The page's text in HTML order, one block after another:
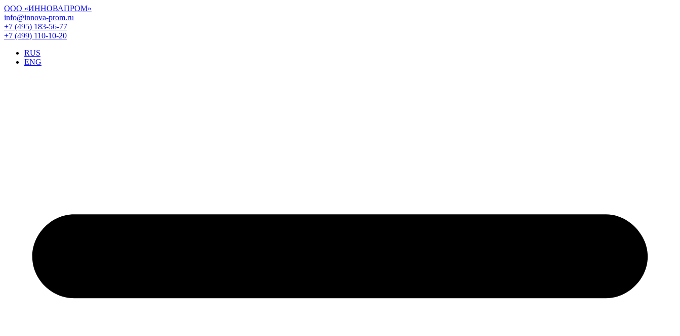
ООО «ИННОВАПРОМ»
info@innova-prom.ru
+7 (495) 183-56-77
+7 (499) 110-10-20
RUS
ENG